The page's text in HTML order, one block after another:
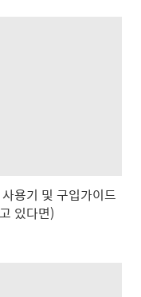
용기 및 구입가이드
있다면)